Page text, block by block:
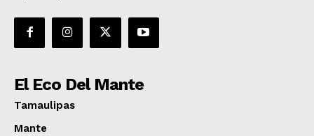
El Eco Del Mante
Tamaulipas
Mante